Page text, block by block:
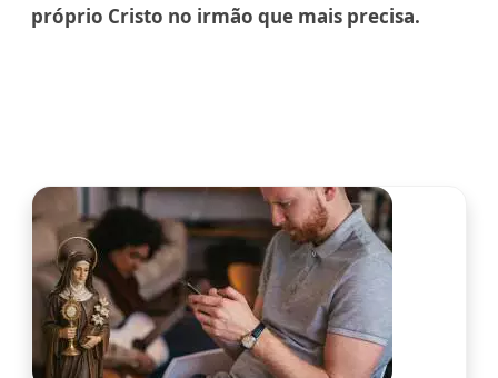
próprio Cristo no irmão que mais precisa.